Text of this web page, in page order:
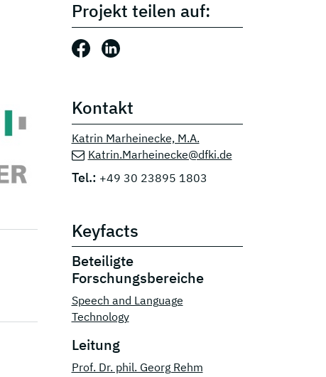
Projekt teilen auf:
Beitrag teilen auf: Facebook
Beitrag teilen auf: LinkedIn
Kontakt
Katrin Marheinecke, M.A.
Katrin.Marheinecke@dfki.de
Tel.: +49 30 23895 1803
Keyfacts
Beteiligte
Forschungsbereiche
Speech and Language
Technology
Leitung
Prof. Dr. phil. Georg Rehm